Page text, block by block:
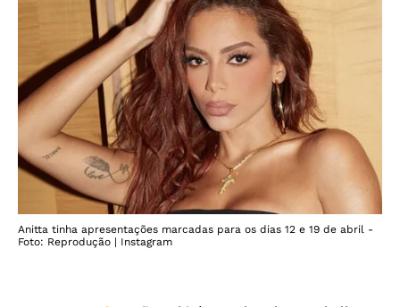
Anitta tinha apresentações marcadas para os dias 12 e 19 de abril -
Foto: Reprodução | Instagram